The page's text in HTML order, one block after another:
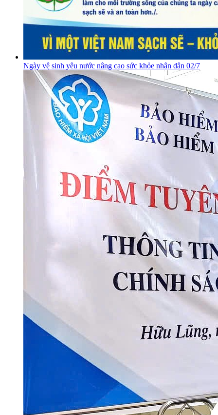
Ngày vệ sinh yêu nước nâng cao sức khỏe nhân dân 02/7